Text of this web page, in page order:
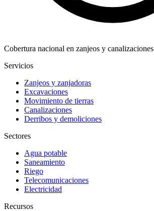
Cobertura nacional en zanjeos y canalizaciones
Servicios
Zanjeos y zanjadoras
Excavaciones
Movimiento de tierras
Canalizaciones
Derribos y demoliciones
Sectores
Agua potable
Saneamiento
Riego
Telecomunicaciones
Electricidad
Recursos